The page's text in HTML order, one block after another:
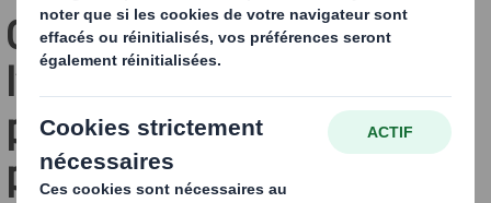
Comment passer à
l’emballage sans
plastique ? [Guide
pratique]